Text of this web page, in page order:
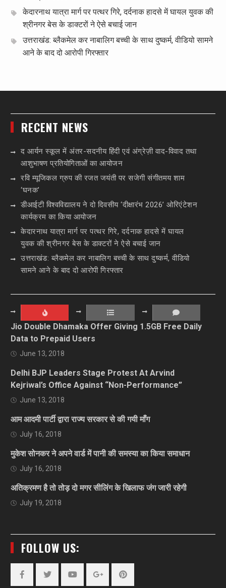
केदारनाथ यात्रा मार्ग पर पत्थर गिरे, दर्दनाक हादसे में घायल युवक की
श्रीनगर बेस के डाक्टरों ने ऐसे बचाई जान
उत्तराखंड: ब्लैकमेल कर नाबालिग बच्ची के साथ दुष्कर्म, वीडियो सामने
आने के बाद दो आरोपी गिरफ्तार
RECENT NEWS
द आर्यन स्कूल में अंतर-सदनीय हिंदी एवं अंग्रेज़ी वाद-विवाद तथा
आशुभाषण प्रतियोगिताओं का आयोजन
रवि म्यूजिकल ग्रुप की रजत जयंती पर सजेगी संगीतमय शाम
‘घनक’
डीआईटी विश्वविद्यालय ने दो दिवसीय ‘दीक्षारंभ 2026’ ओरिएंटेशन
कार्यक्रम का किया आयोजन
केदारनाथ यात्रा मार्ग पर पत्थर गिरे, दर्दनाक हादसे में घायल
युवक की श्रीनगर बेस के डाक्टरों ने ऐसे बचाई जान
उत्तराखंड: ब्लैकमेल कर नाबालिग बच्ची के साथ दुष्कर्म, वीडियो
सामने आने के बाद दो आरोपी गिरफ्तार
Jio Double Dhamaka Offer Giving 1.5GB Free Daily
Data to Prepaid Users
June 13, 2018
Delhi BJP Leaders Stage Protest At Arvind
Kejriwal’s Office Against “Non-Performance”
June 13, 2018
आम आदमी पार्टी द्वारा राज्य सरकार से की गयी माँग
July 16, 2018
मुकेश सोनकर ने अपने वार्ड में पानी की समस्या का किया समाधान
July 16, 2018
अतिक्रमण है तो तोड़ दो मगर सीलिंग के खिलाफ जंग जारी रहेगी
July 19, 2018
FOLLOW US: